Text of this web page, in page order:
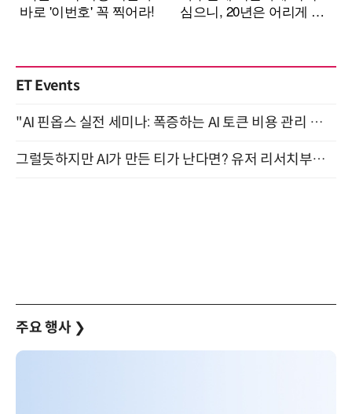
ET Events
"AI 핀옵스 실전 세미나: 폭증하는 AI 토큰 비용 관리 전략" 8월 21일 개최
그럴듯하지만 AI가 만든 티가 난다면? 유저 리서치부터 배포까지! (9/15)
주요 행사 ❯